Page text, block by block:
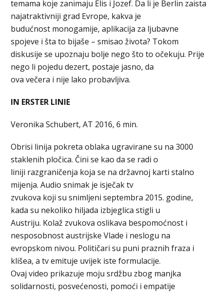
temama koje zanimaju Elis i Jozef. Da li je Berlin zaista
najatraktivniji grad Evrope, kakva je
budućnost monogamije, aplikacija za ljubavne
spojeve i šta to bijaše – smisao života? Tokom
diskusije se upoznaju bolje nego što to očekuju. Prije
nego li pojedu dezert, postaje jasno, da
ova večera i nije lako probavljiva.
IN ERSTER LINIE
Veronika Schubert, AT 2016, 6 min.
Obrisi linija pokreta oblaka ugravirane su na 3000
staklenih pločica. Čini se kao da se radi o
liniji razgraničenja koja se na državnoj karti stalno
mijenja. Audio snimak je isječak tv
zvukova koji su snimljeni septembra 2015. godine,
kada su nekoliko hiljada izbjeglica stigli u
Austriju. Kolaž zvukova oslikava bespomoćnost i
nesposobnost austrijske Vlade i neslogu na
evropskom nivou. Političari su puni praznih fraza i
klišea, a tv emituje uvijek iste formulacije.
Ovaj video prikazuje moju srdžbu zbog manjka
solidarnosti, posvećenosti, pomoći i empatije